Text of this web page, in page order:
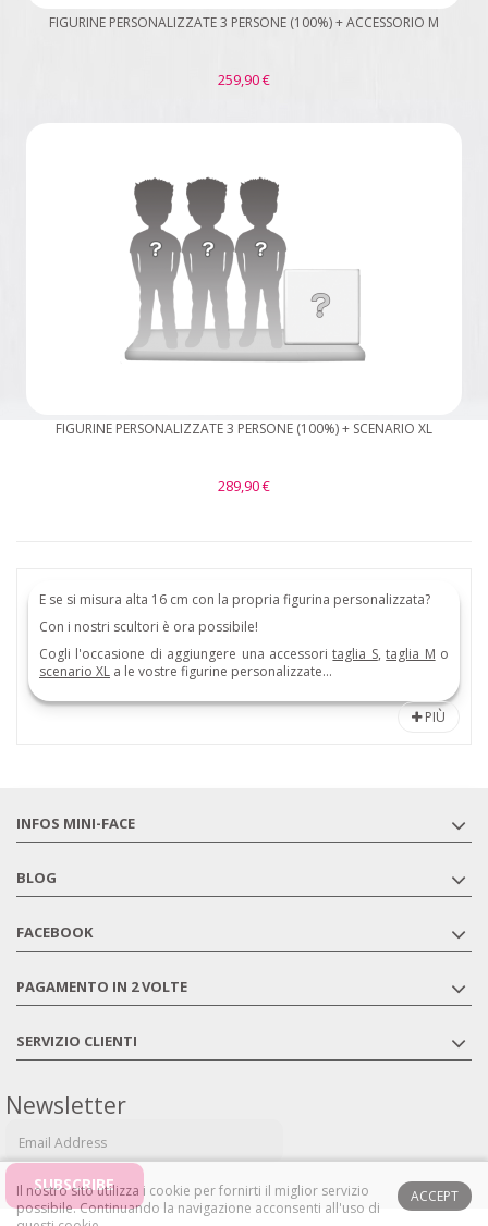
FIGURINE PERSONALIZZATE 3 PERSONE (100%) + ACCESSORIO M
259,90 €
FIGURINE PERSONALIZZATE 3 PERSONE (100%) + SCENARIO XL
289,90 €
E se si misura alta 16 cm con la propria figurina personalizzata?
Con i nostri scultori è ora possibile!
Cogli l'occasione di aggiungere una accessoritaglia S,taglia M o
scenario XL a le vostre figurine personalizzate...
PIÙ
INFOS MINI-FACE
BLOG
FACEBOOK
PAGAMENTO IN 2 VOLTE
SERVIZIO CLIENTI
Newsletter
ACCEPT
Il nostro sito utilizza i cookie per fornirti il ​​miglior servizio
possibile.Continuando la navigazione acconsenti all'uso di